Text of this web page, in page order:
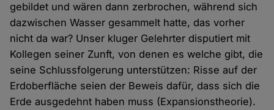
gebildet und wären dann zerbrochen, während sich
dazwischen Wasser gesammelt hatte, das vorher
nicht da war? Unser kluger Gelehrter disputiert mit
Kollegen seiner Zunft, von denen es welche gibt, die
seine Schlussfolgerung unterstützen: Risse auf der
Erdoberfläche seien der Beweis dafür, dass sich die
Erde ausgedehnt haben muss (Expansionstheorie).